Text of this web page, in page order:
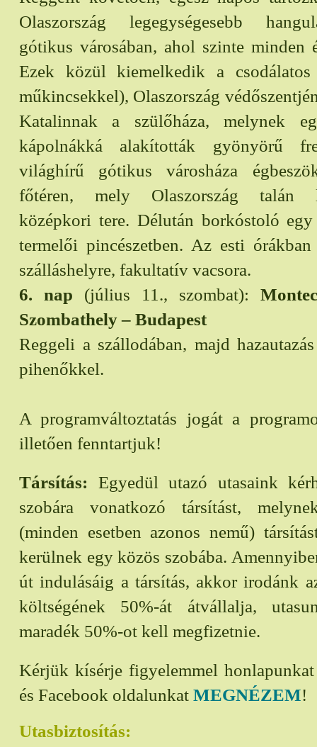
Olaszország legegységesebb
gótikus városában, ahol szinte minden
Ezek közül kiemelkedik a
műkincsekkel), Olaszország
Katalinnak a szülőháza, melynek
kápolnákká alakították gyönyörű
világhírű gótikus városháza
főtéren, mely Olaszország talán
középkori tere. Délután borkóstoló
termelői pincészetben. Az esti órákban
szálláshelyre, fakultatív vacsora.
6. nap (július 11., szombat):
Szombathely – Budapest
Reggeli a szállodában, majd
pihenőkkel.
A programváltoztatás jogát a
illetően fenntartjuk!
Társítás: Egyedül utazó utasaink
szobára vonatkozó társítást,
(minden esetben azonos nemű)
kerülnek egy közös szobába.
út indulásáig a társítás, akkor irodánk
költségének 50%-át átvállalja,
maradék 50%-ot kell megfizetnie.
Kérjük kísérje figyelemmel
és Facebook oldalunkat MEGNÉZEM!
Utasbiztosítás: